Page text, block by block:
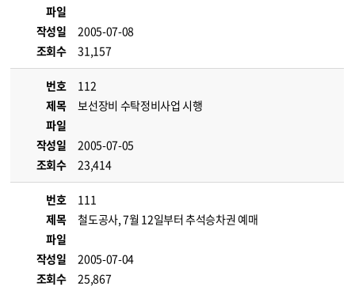
파일
작성일
2005-07-08
조회수
31,157
번호
112
제목
보선장비 수탁정비사업 시행
파일
작성일
2005-07-05
조회수
23,414
번호
111
제목
철도공사, 7월 12일부터 추석승차권 예매
파일
작성일
2005-07-04
조회수
25,867